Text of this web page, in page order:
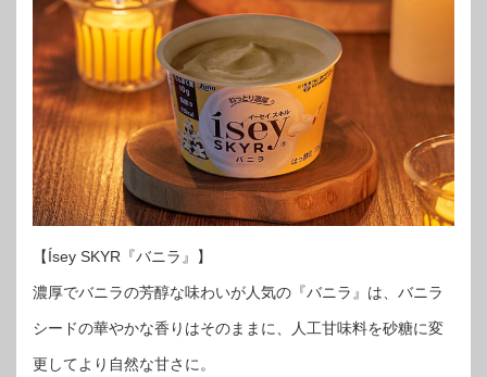
【Ísey SKYR『バニラ』】
濃厚でバニラの芳醇な味わいが人気の『バニラ』は、バニラ
シードの華やかな香りはそのままに、人工甘味料を砂糖に変
更してより自然な甘さに。